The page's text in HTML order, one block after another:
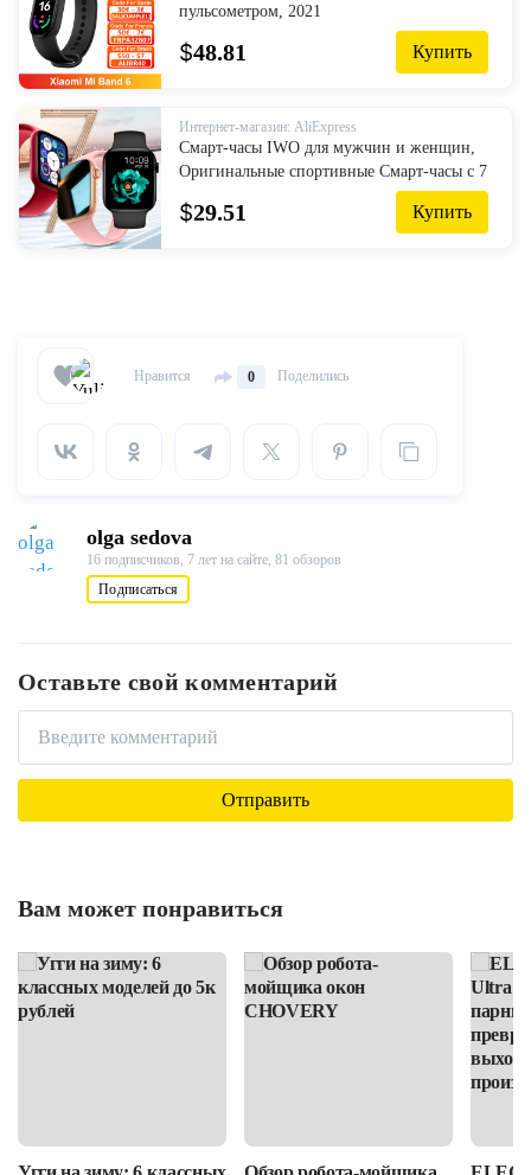
пульсометром, 2021
$48.81 Купить
Интернет-магазин: AliExpress
Смарт-часы IWO для мужчин и женщин,
Оригинальные спортивные Смарт-часы с 7
циферблатами, пульсометром, 44 мм, для
Android, IOS, Iphone + коробка, новинка,
$29.51 Купить
Нравится 0 Поделились
olga sedova
16 подписчиков, 7 лет на сайте, 81 обзоров
Подписаться
Оставьте свой комментарий
Вам может понравиться